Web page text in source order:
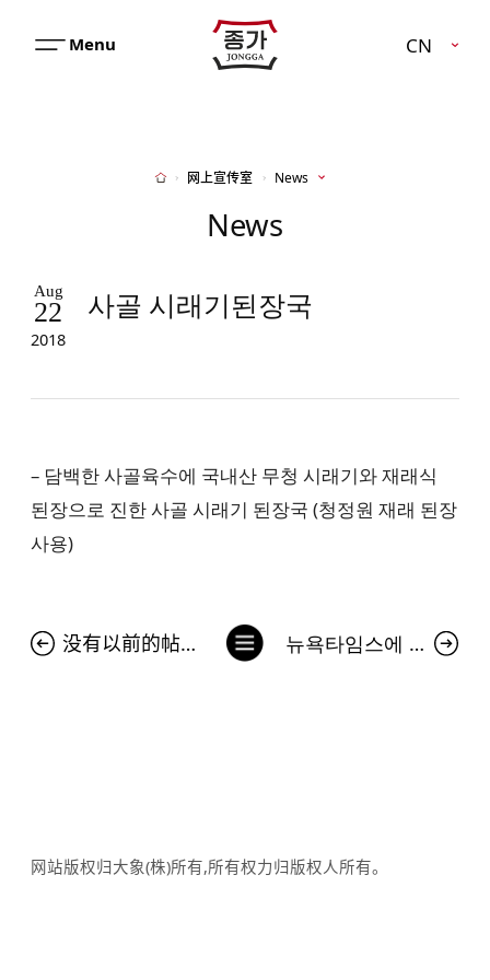
JJONGGA
메
CN
Home网上宣传室 News
News
Aug
22
2018
사골 시래기된장국
– 담백한 사골육수에 국내산 무청 시래기와 재래식
된장으로 진한 사골 시래기 된장국 (청정원 재래 된장
사용)
没有以前的帖子。 뉴욕타임스에 등장한 김치 광고…서경덕 "中 김치 공정에 팩트로 대응"
列
表
网站版权归大象(株)所有,所有权力归版权人所有。